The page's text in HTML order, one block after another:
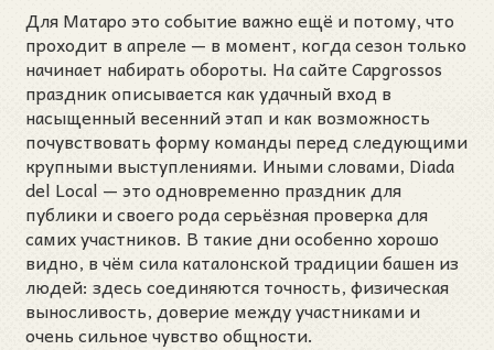
Для Матаро это событие важно ещё и потому, что
проходит в апреле — в момент, когда сезон только
начинает набирать обороты. На сайте Capgrossos
праздник описывается как удачный вход в
насыщенный весенний этап и как возможность
почувствовать форму команды перед следующими
крупными выступлениями. Иными словами, Diada
del Local — это одновременно праздник для
публики и своего рода серьёзная проверка для
самих участников. В такие дни особенно хорошо
видно, в чём сила каталонской традиции башен из
людей: здесь соединяются точность, физическая
выносливость, доверие между участниками и
очень сильное чувство общности.